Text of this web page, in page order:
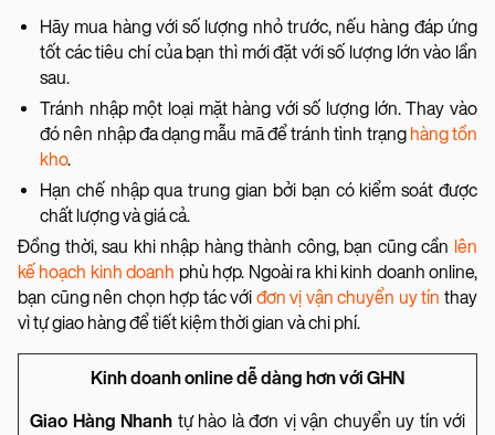
Hãy mua hàng với số lượng nhỏ trước, nếu hàng đáp ứng
tốt các tiêu chí của bạn thì mới đặt với số lượng lớn vào lần
sau.
Tránh nhập một loại mặt hàng với số lượng lớn. Thay vào
đó nên nhập đa dạng mẫu mã để tránh tình trạng hàng tồn
kho.
Hạn chế nhập qua trung gian bởi bạn có kiểm soát được
chất lượng và giá cả.
Đồng thời, sau khi nhập hàng thành công, bạn cũng cần lên
kế hoạch kinh doanh phù hợp. Ngoài ra khi kinh doanh online,
bạn cũng nên chọn hợp tác với đơn vị vận chuyển uy tín thay
vì tự giao hàng để tiết kiệm thời gian và chi phí.
Kinh doanh online dễ dàng hơn với GHN
Giao Hàng Nhanh tự hào là đơn vị vận chuyển uy tín với